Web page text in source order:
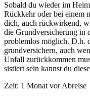
Sobald du wieder im
Rückkehr oder bei einem
dich, auch rückwirkend,
die Grundversicherung in
problemlos möglich. D.h.
grundversichern, auch
Unfall zurückkommen
sistiert sein kannst du
Zeit: 1 Monat vor Abreise